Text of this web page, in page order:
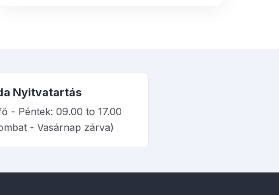
Nyitvatartás
- Péntek: 09.00 to 17.00
- Vasárnap zárva)